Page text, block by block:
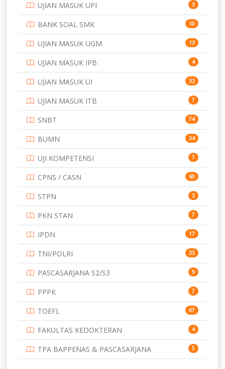
PTDI STTD 4
133
SMA 146
SMK 231
SMP 134
STIP 2
153
345
UNIVERSITAS AIRLANGGA 15
16
15
15
14
14
UNIVERSITAS CENDRAWASIH 14
15
219
11
159
UJIAN MASUK UPI 3
BANK SOAL SMK 10
UJIAN MASUK UGM 13
UJIAN MASUK IPB 4
UJIAN MASUK UI 32
UJIAN MASUK ITB 7
SNBT 74
BUMN 34
UJI KOMPETENSI 7
CPNS / CASN 60
STPN 3
PKN STAN 7
IPDN 17
TNI/POLRI 33
PASCASARJANA S2/S3 9
PPPK 7
TOEFL 67
FAKULTAS KEDOKTERAN 4
TPA BAPPENAS & PASCASARJANA 5